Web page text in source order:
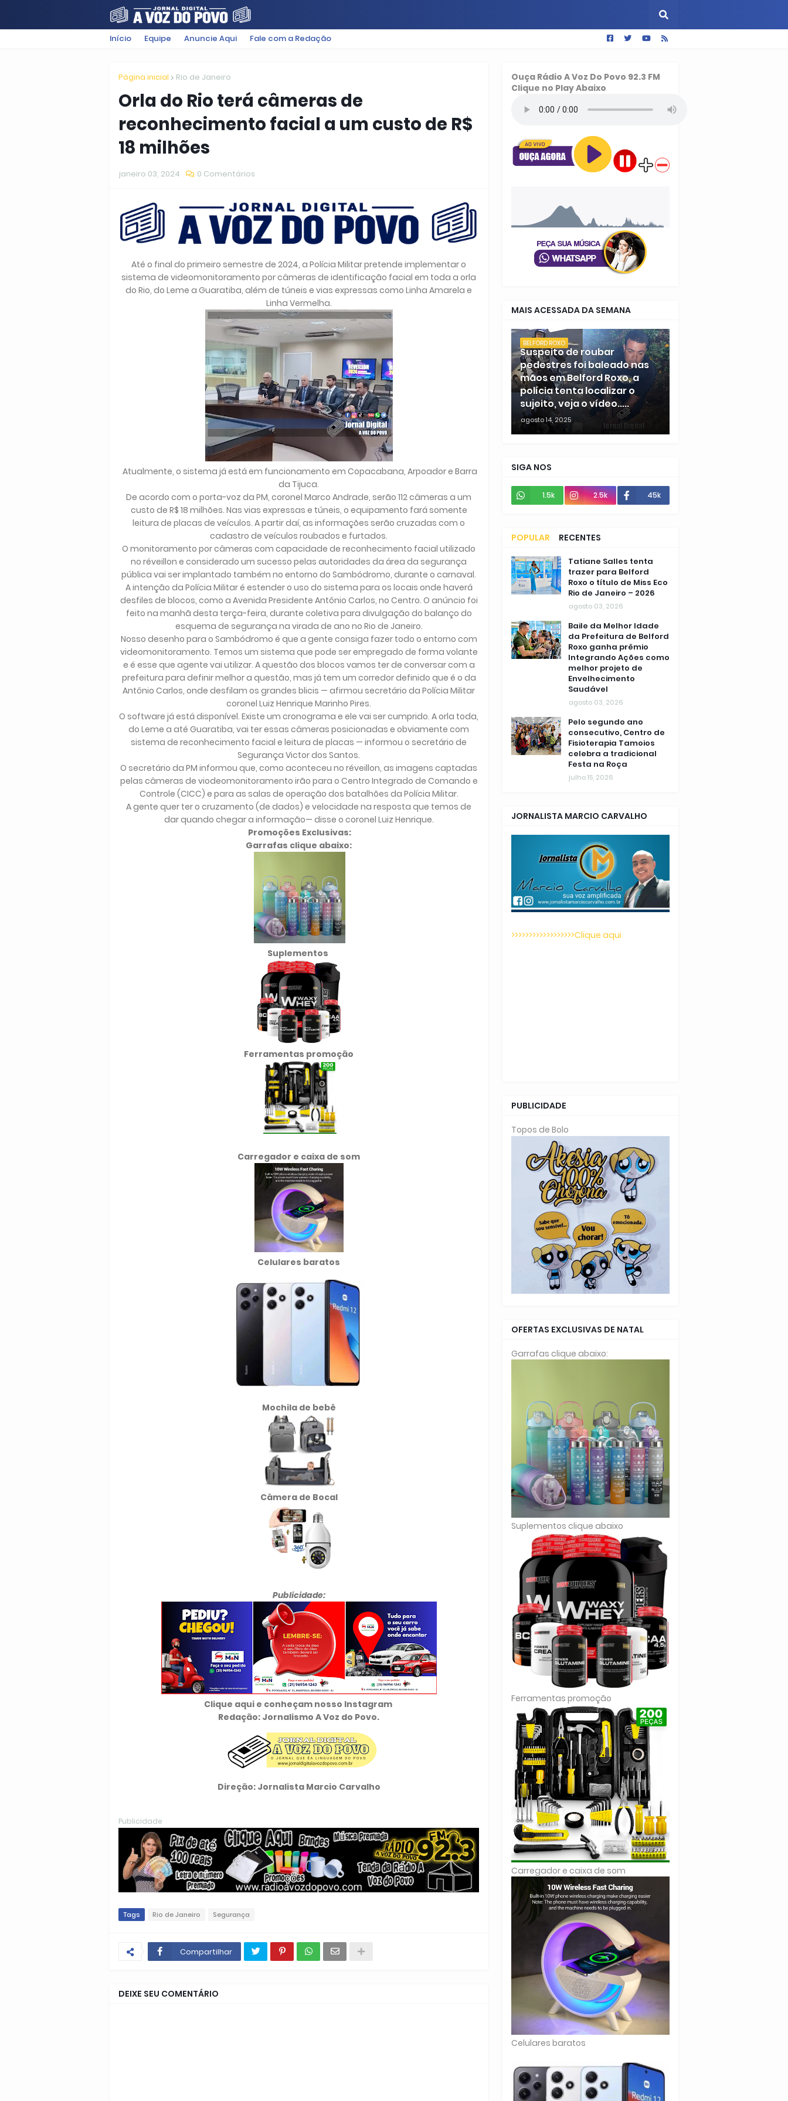
FILMES POLÍTICA SUGESTÕES BAIXADA
Início Equipe Anuncie Aqui Fale com a Redação
Página inicial Rio de Janeiro
Orla do Rio terá câmeras de
reconhecimento facial a um custo de R$
18 milhões
janeiro 03, 2024 0 Comentários
Até o final do primeiro semestre de 2024, a Polícia Militar pretende implementar o
sistema de videomonitoramento por câmeras de identificação facial em toda a orla
do Rio, do Leme a Guaratiba, além de túneis e vias expressas como Linha Amarela e
Linha Vermelha.
Atualmente, o sistema já está em funcionamento em Copacabana, Arpoador e Barra
da Tijuca.
De acordo com o porta-voz da PM, coronel Marco Andrade, serão 112 câmeras a um
custo de R$ 18 milhões. Nas vias expressas e túneis, o equipamento fará somente
leitura de placas de veículos. A partir daí, as informações serão cruzadas com o
cadastro de veículos roubados e furtados.
O monitoramento por câmeras com capacidade de reconhecimento facial utilizado
no réveillon e considerado um sucesso pelas autoridades da área da segurança
pública vai ser implantado também no entorno do Sambódromo, durante o carnaval.
A intenção da Polícia Militar é estender o uso do sistema para os locais onde haverá
desfiles de blocos, como a Avenida Presidente Antônio Carlos, no Centro. O anúncio foi
feito na manhã desta terça-feira, durante coletiva para divulgação do balanço do
esquema de segurança na virada de ano no Rio de Janeiro.
Nosso desenho para o Sambódromo é que a gente consiga fazer todo o entorno com
videomonitoramento. Temos um sistema que pode ser empregado de forma volante
e é esse que agente vai utilizar. A questão dos blocos vamos ter de conversar com a
prefeitura para definir melhor a questão, mas já tem um corredor definido que é o da
Antônio Carlos, onde desfilam os grandes blicis — afirmou secretário da Polícia Militar
coronel Luiz Henrique Marinho Pires.
O software já está disponível. Existe um cronograma e ele vai ser cumprido. A orla toda,
do Leme a até Guaratiba, vai ter essas câmeras posicionadas e obviamente com
sistema de reconhecimento facial e leitura de placas — informou o secretário de
Segurança Victor dos Santos.
O secretário da PM informou que, como aconteceu no réveillon, as imagens captadas
pelas câmeras de viodeomonitoramento irão para o Centro Integrado de Comando e
Controle (CICC) e para as salas de operação dos batalhões da Polícia Militar.
A gente quer ter o cruzamento (de dados) e velocidade na resposta que temos de
dar quando chegar a informação— disse o coronel Luiz Henrique.
Promoções Exclusivas:
Garrafas clique abaixo:
Suplementos
Ferramentas promoção
Carregador e caixa de som
Celulares baratos
Mochila de bebê
Câmera de Bocal
Publicidade:
Clique aqui e conheçam nosso Instagram
Redação: Jornalismo A Voz do Povo.
Direção: Jornalista Marcio Carvalho
Publicidade
Tags Rio de Janeiro Segurança
Compartilhar
DEIXE SEU COMENTÁRIO
Ouça Rádio A Voz Do Povo 92.3 FM
Clique no Play Abaixo
MAIS ACESSADA DA SEMANA
BELFORD ROXO
Suspeito de roubar
pedestres foi baleado nas
mãos em Belford Roxo, a
polícia tenta localizar o
sujeito, veja o vídeo.....
agosto 14, 2025
SIGA NOS
1.5k 2.5k 45k
POPULAR
RECENTES
COMENTÁRIOSTatiane Salles tenta
trazer para Belford
Roxo o título de Miss Eco
Rio de Janeiro – 2026
agosto 03, 2026
Baile da Melhor Idade
da Prefeitura de Belford
Roxo ganha prêmio
Integrando Ações como
melhor projeto de
Envelhecimento
Saudável
agosto 03, 2026
Pelo segundo ano
consecutivo, Centro de
Fisioterapia Tamoios
celebra a tradicional
Festa na Roça
julho 15, 2026
JORNALISTA MARCIO CARVALHO
>>>>>>>>>>>>>>>>>>Clique aqui
PUBLICIDADE
Topos de Bolo
OFERTAS EXCLUSIVAS DE NATAL
Garrafas clique abaixo:
Suplementos clique abaixo
Ferramentas promoção
Carregador e caixa de som
Celulares baratos